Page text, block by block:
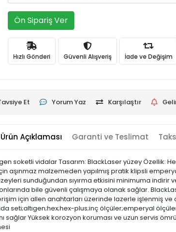
Ön Sipariş Ver
Hızlı Gönderi Güvenli Alışveriş İade ve Değişim
Et Yorum Yaz Karşılaştır
Ürün Açıklaması Garanti ve Teslimat
soketli vidalar Tasarım: BlackLaser yüzey Özellik:
aşınmaz malzemeden yapılmış pratik klipsli
sunduğundan sıyırma etkisini minimuma indirir
bile güvenli çalışmaya olanak sağlar.
için allen anahtarları üzerinde lazerle işlenmiş
seti;altıgen;hex;hex-plus;inç ölçüler;emperyal
sağlar Yüksek korozyon koruması ve uzun servis